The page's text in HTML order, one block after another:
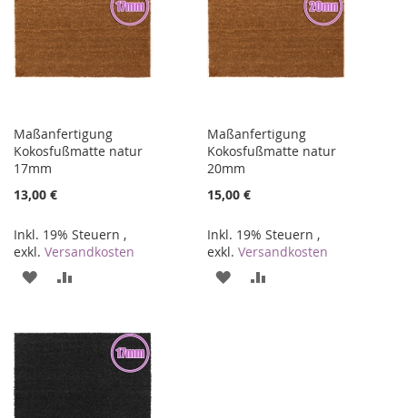
Maßanfertigung
Kokosfußmatte natur
17mm
13,00 €
Inkl. 19% Steuern ,
exkl. Versandkosten
ZUR
HINZUFÜGEN
HINZUFÜGEN
Maßanfertigung
Kokosfußmatte natur
20mm
15,00 €
Inkl. 19% Steuern ,
exkl.Versandkosten
ZUR